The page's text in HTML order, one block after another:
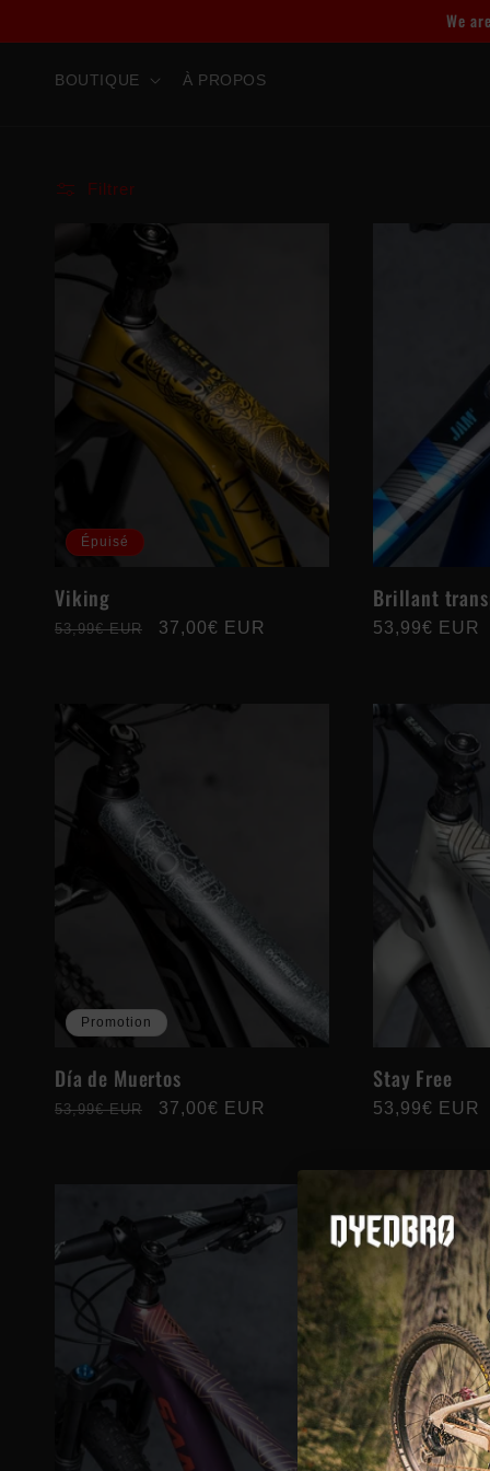
au
We
BOUTIQUE À PROPOS
Filtrer
Épuisé
Viking
Prix
53,99€ EUR
Prix
37,00€ EUR
Brillant
Prix
53,99€ EUR
Promotion
Día de Muertos
Prix
53,99€ EUR
Prix
37,00€ EUR
Stay Free
Prix
53,99€ EUR